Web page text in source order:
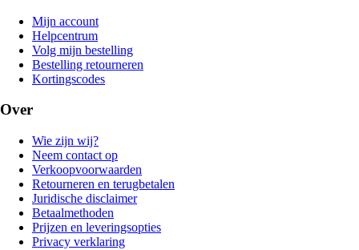
Mijn account
Helpcentrum
Volg mijn bestelling
Bestelling retourneren
Kortingscodes
Over
Wie zijn wij?
Neem contact op
Verkoopvoorwaarden
Retourneren en terugbetalen
Juridische disclaimer
Betaalmethoden
Prijzen en leveringsopties
Privacy verklaring